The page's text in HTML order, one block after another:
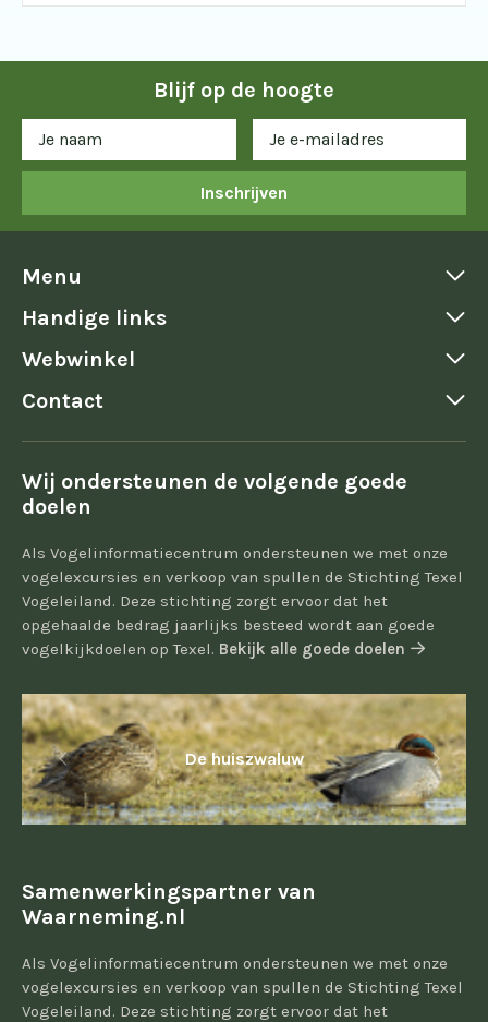
Blijf op de hoogte
Inschrijven
Menu
Handige links
Webwinkel
Contact
Wij ondersteunen de volgende goede
doelen
Als Vogelinformatiecentrum ondersteunen we met onze
vogelexcursies en verkoop van spullen de Stichting Texel
Vogeleiland. Deze stichting zorgt ervoor dat het
opgehaalde bedrag jaarlijks besteed wordt aan goede
vogelkijkdoelen op Texel. Bekijk alle goede doelen
De huiszwaluw
Samenwerkingspartner van
Waarneming.nl
Als Vogelinformatiecentrum ondersteunen we met onze
vogelexcursies en verkoop van spullen de Stichting Texel
Vogeleiland. Deze stichting zorgt ervoor dat het